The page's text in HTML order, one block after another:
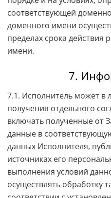
соответствующей
доменного имени
пределах срока действия
имени.
7.
7.1. Исполнитель может в
получения отдельного
включать полученные от
данные в
данных Исполнителя,
источниках его
выполнения условий
осуществлять обработку